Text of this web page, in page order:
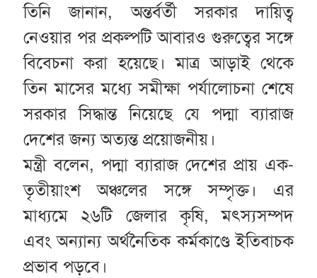
তিনি জানান, অন্তর্বর্তী সরকার দায়িত্ব
নেওয়ার পর প্রকল্পটি আবারও গুরুত্বের সঙ্গে
বিবেচনা করা হয়েছে। মাত্র আড়াই থেকে
তিন মাসের মধ্যে সমীক্ষা পর্যালোচনা শেষে
সরকার সিদ্ধান্ত নিয়েছে যে পদ্মা ব্যারাজ
দেশের জন্য অত্যন্ত প্রয়োজনীয়।
মন্ত্রী বলেন, পদ্মা ব্যারাজ দেশের প্রায় এক-
তৃতীয়াংশ অঞ্চলের সঙ্গে সম্পৃক্ত। এর
মাধ্যমে ২৬টি জেলার কৃষি, মৎস্যসম্পদ
এবং অন্যান্য অর্থনৈতিক কর্মকাণ্ডে ইতিবাচক
প্রভাব পড়বে।